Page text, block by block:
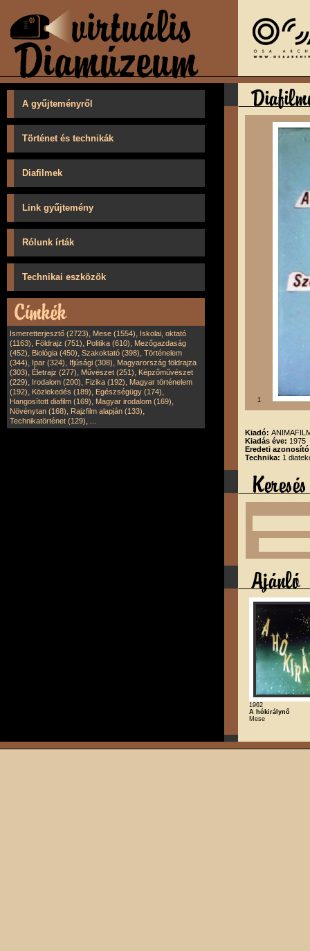
A gyűjteményről
Történet és technikák
Diafilmek
Link gyűjtemény
Rólunk írták
Technikai eszközök
Ismeretterjesztő (2723), Mese (1554), Iskolai, oktató
(1163), Földrajz (751), Politika (610), Mezőgazdaság
(452), Biológia (450), Szakoktató (398), Történelem
(344), Ipar (324), Ifjúsági (308), Magyarország földrajza
(303), Életrajz (277), Művészet (251), Képzőművészet
(229), Irodalom (200), Fizika (192), Magyar történelem
(192), Közlekedés (189), Egészségügy (174),
Hangosított diafilm (169), Magyar irodalom (169),
Növénytan (168), Rajzfilm alapján (133),
Technikatörténet (129),
1
Kiadó:
Kiadás éve: 1975
Eredeti
Technika: 1
1962
A hókirálynő
Mese